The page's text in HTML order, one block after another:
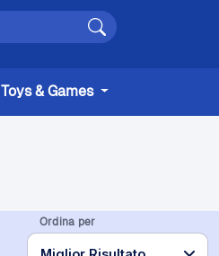
Toys & Games
Ordina per